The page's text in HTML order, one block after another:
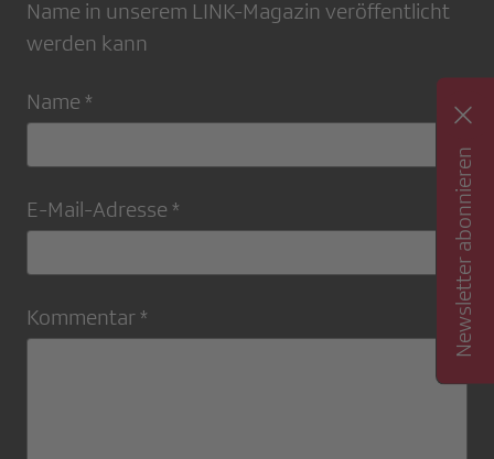
Name in unserem LINK-Magazin veröffentlicht
werden kann
Name *
E-Mail-Adresse *
Kommentar * Newsletter abonnieren